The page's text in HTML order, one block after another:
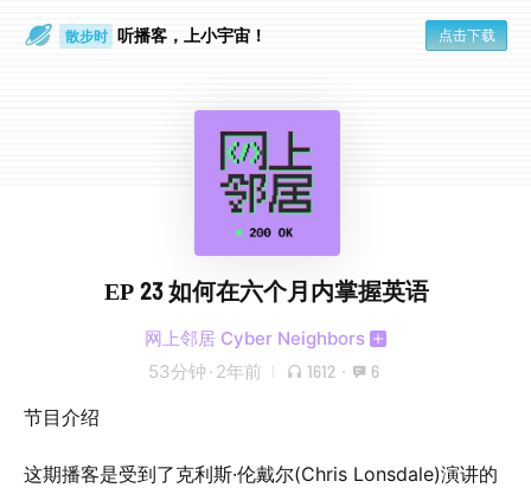
散步时 听播客，上小宇宙！ 点击下载
EP 23 如何在六个月内掌握英语
网上邻居 Cyber Neighbors
53分钟 · 2年前 1612 · 6
节目介绍
这期播客是受到了克利斯·伦戴尔(Chris Lonsdale)演讲的